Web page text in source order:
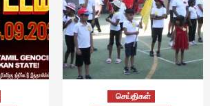
செய்திகள்